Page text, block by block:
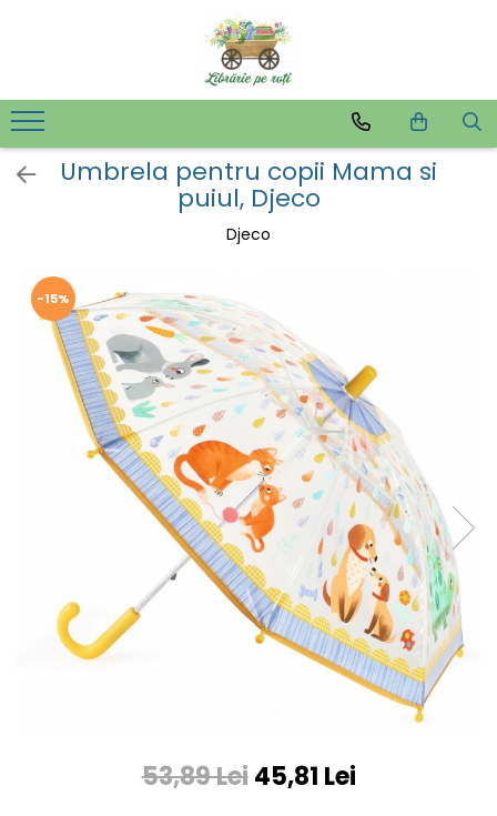
Umbrela pentru copii Mama si
puiul, Djeco
Djeco
-15%
53,89 Lei 45,81 Lei